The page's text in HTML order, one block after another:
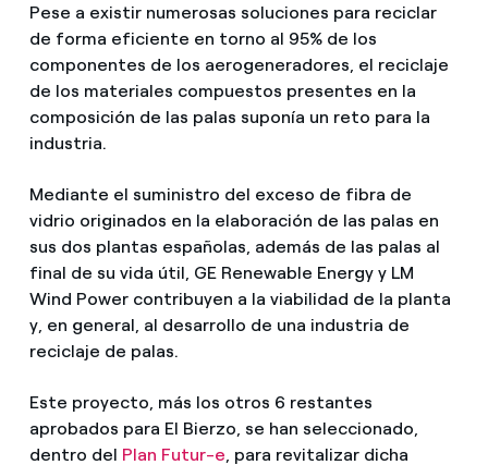
Pese a existir numerosas soluciones para reciclar
de forma eficiente en torno al 95% de los
componentes de los aerogeneradores, el reciclaje
de los materiales compuestos presentes en la
composición de las palas suponía un reto para la
industria.
Mediante el suministro del exceso de fibra de
vidrio originados en la elaboración de las palas en
sus dos plantas españolas, además de las palas al
final de su vida útil, GE Renewable Energy y LM
Wind Power contribuyen a la viabilidad de la planta
y, en general, al desarrollo de una industria de
reciclaje de palas.
Este proyecto, más los otros 6 restantes
aprobados para El Bierzo, se han seleccionado,
dentro del Plan Futur-e, para revitalizar dicha